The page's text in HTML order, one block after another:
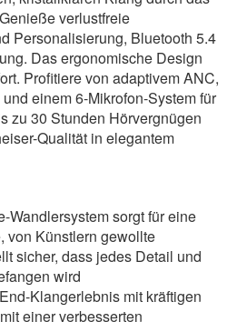
verlustfreie
Personalisierung, Bluetooth 5.4
Das ergonomische Design
Profitiere von adaptivem ANC,
einem 6-Mikrofon-System für
zu 30 Stunden Hörvergnügen
Qualität in elegantem
Wandlersystem sorgt für eine
von Künstlern gewollte
sicher, dass jedes Detail und
wird
Klangerlebnis mit kräftigen
einer verbesserten